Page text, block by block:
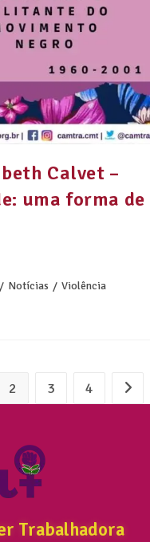
Calvet –
uma forma de
/ Notícias / Violência
2 3 4
Trabalhadora